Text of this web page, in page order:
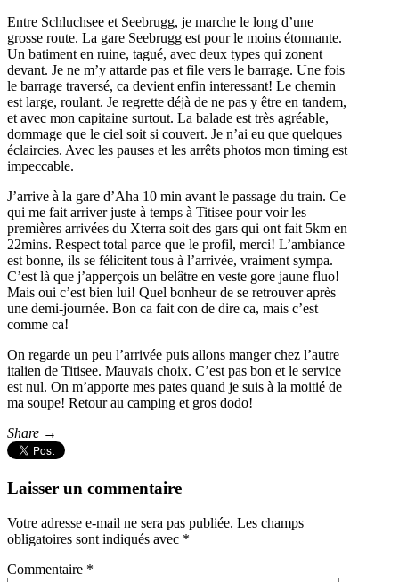
Entre Schluchsee et Seebrugg, je marche le long d’une
grosse route. La gare Seebrugg est pour le moins étonnante.
Un batiment en ruine, tagué, avec deux types qui zonent
devant. Je ne m’y attarde pas et file vers le barrage. Une fois
le barrage traversé, ca devient enfin interessant! Le chemin
est large, roulant. Je regrette déjà de ne pas y être en tandem,
et avec mon capitaine surtout. La balade est très agréable,
dommage que le ciel soit si couvert. Je n’ai eu que quelques
éclaircies. Avec les pauses et les arrêts photos mon timing est
impeccable.
J’arrive à la gare d’Aha 10 min avant le passage du train. Ce
qui me fait arriver juste à temps à Titisee pour voir les
premières arrivées du Xterra soit des gars qui ont fait 5km en
22mins. Respect total parce que le profil, merci! L’ambiance
est bonne, ils se félicitent tous à l’arrivée, vraiment sympa.
C’est là que j’apperçois un belâtre en veste gore jaune fluo!
Mais oui c’est bien lui! Quel bonheur de se retrouver après
une demi-journée. Bon ca fait con de dire ca, mais c’est
comme ca!
On regarde un peu l’arrivée puis allons manger chez l’autre
italien de Titisee. Mauvais choix. C’est pas bon et le service
est nul. On m’apporte mes pates quand je suis à la moitié de
ma soupe! Retour au camping et gros dodo!
Share →
Laisser un commentaire
Votre adresse e-mail ne sera pas publiée. Les champs
obligatoires sont indiqués avec *
Commentaire *